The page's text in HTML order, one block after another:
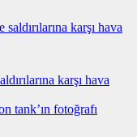
karşı hava